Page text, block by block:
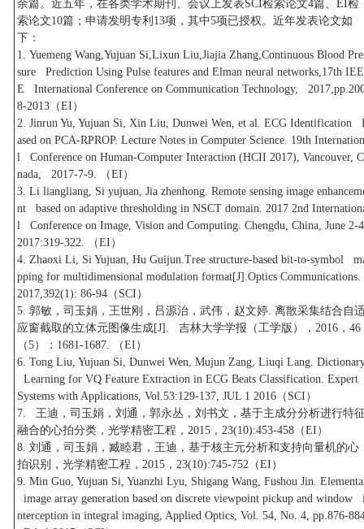
余篇。近五年，在各类学术期刊、会议上发表SCI检索论文4篇、EI检
索论文10篇；申请发明专利13项，其中5项已授权。近年发表论文如
下：
1. Yuemeng Wang,Yujuan Si,Lixun Liu,Jiajia Zhang,Continuous Blood
sure Prediction Using Pulse features and Elman neural networks,17th IEE
E International Conference on Communication Technology,
8-2013（EI）
2. Jinrun Yu, Yujuan Si, Xin Liu, Dunwei Wen, et al. ECG Identification
ased on PCA-RPROP. Lecture Notes in Computer Science. 19th
l Conference on Human-Computer Interaction (HCII 2017), Vancouver,
nada, 2017-7-9. （EI）
3. Li liangliang, Si yujuan, Jia zhenhong. Remote sensing image
nt based on adaptive thresholding in NSCT domain. 2017 2nd
l Conference on Image, Vision and Computing. Chengdu, China, June 2-
2017:319-322. （EI）
4. Zhaoxi Li, Si Yujuan, Hu Guijun.Tree structure-based bit-to-symbol
pping for multidimensional modulation format[J].Optics
2017,392(1): 86-94（SCI）
5. 郭敏，司玉娟，王世刚，吕源治，武伟，赵文婷. 离散采集结合自
应窗截取的立体元图像生成[J]. 吉林大学学报（工学版），2016，46
（5）：1681-1687. （EI）
6. Tong Liu, Yujuan Si, Dunwei Wen, Mujun Zang, Liuqi Lang.
Learning for VQ Feature Extraction in ECG Beats Classification. Expert
Systems with Applications, Vol.53:129-137, JUL 1 2016（SCI）
7. 王迪，司玉娟，刘通，郭永丛，刘书文，基于主成分分析进行特
融合的心拍分类，光学精密工程，2015，23(10):453-458（EI）
8. 刘通，司玉娟，臧睦君，王迪，基于核主元分析和支持向量机的心
拍识别，光学精密工程，2015，23(10):745-752（EI）
9. Min Guo, Yujuan Si, Yuanzhi Lyu, Shigang Wang, Fushou Jin.
image array generation based on discrete viewpoint pickup and window
nterception in integral imaging, Applied Optics, Vol. 54, No. 4, pp.876-